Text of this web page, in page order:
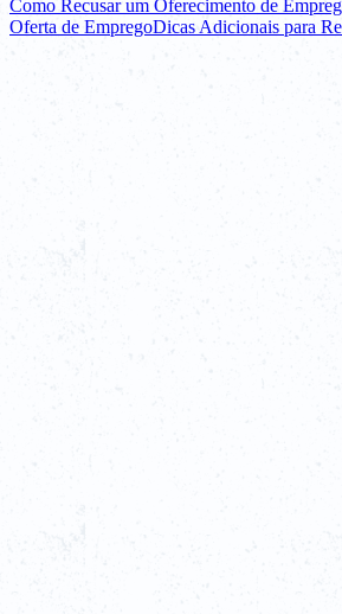
Como Recusar um Oferecimento de
Oferta de EmpregoDicas Adicionais para